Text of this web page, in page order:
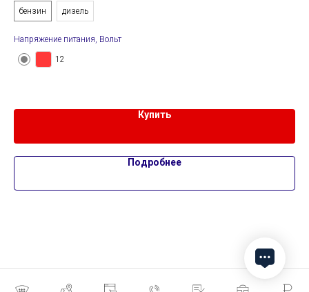
бензин
дизель
Напряжение питания, Вольт
12
Купить
Подробнее